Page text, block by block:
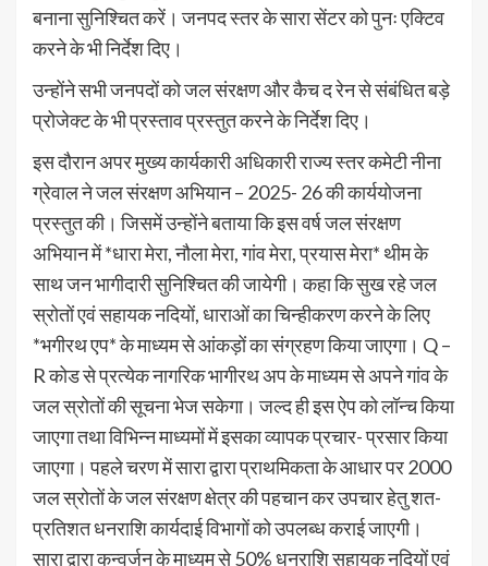
बनाना सुनिश्चित करें। जनपद स्तर के सारा सेंटर को पुनः एक्टिव
करने के भी निर्देश दिए।
उन्होंने सभी जनपदों को जल संरक्षण और कैच द रेन से संबंधित बड़े
प्रोजेक्ट के भी प्रस्ताव प्रस्तुत करने के निर्देश दिए।
इस दौरान अपर मुख्य कार्यकारी अधिकारी राज्य स्तर कमेटी नीना
ग्रेवाल ने जल संरक्षण अभियान – 2025- 26 की कार्ययोजना
प्रस्तुत की। जिसमें उन्होंने बताया कि इस वर्ष जल संरक्षण
अभियान में *धारा मेरा, नौला मेरा, गांव मेरा, प्रयास मेरा* थीम के
साथ जन भागीदारी सुनिश्चित की जायेगी। कहा कि सुख रहे जल
स्रोतों एवं सहायक नदियों, धाराओं का चिन्हीकरण करने के लिए
*भगीरथ एप* के माध्यम से आंकड़ों का संग्रहण किया जाएगा। Q –
R कोड से प्रत्येक नागरिक भागीरथ अप के माध्यम से अपने गांव के
जल स्रोतों की सूचना भेज सकेगा। जल्द ही इस ऐप को लॉन्च किया
जाएगा तथा विभिन्न माध्यमों में इसका व्यापक प्रचार- प्रसार किया
जाएगा। पहले चरण में सारा द्वारा प्राथमिकता के आधार पर 2000
जल स्रोतों के जल संरक्षण क्षेत्र की पहचान कर उपचार हेतु शत-
प्रतिशत धनराशि कार्यदाई विभागों को उपलब्ध कराई जाएगी।
सारा द्वारा कन्वर्जन के माध्यम से 50% धनराशि सहायक नदियों एवं